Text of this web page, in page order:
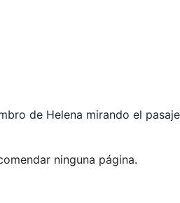
de Helena mirando el
ninguna página.